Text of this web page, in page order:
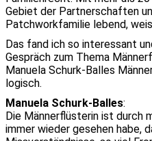
Gebiet der Partnerschaften
Patchworkfamilie lebend,
Das fand ich so interessant
Gespräch zum Thema
Manuela Schurk-Balles
logisch.
Manuela Schurk-Balles:
Die Männerflüsterin ist durch
immer wieder gesehen habe,